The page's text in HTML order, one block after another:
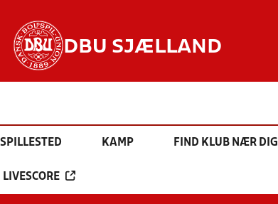
DBU SJÆLLAND
SPILLESTED KAMP FIND KLUB NÆR DIG
LIVESCORE